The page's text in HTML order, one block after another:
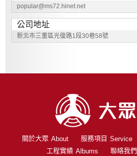
popular@ms72.hinet.net
公司地址
新北市三重區光復路1段30巷58號
關於大眾 About 服務項目 Service
工程實績 Albums 聯絡我們